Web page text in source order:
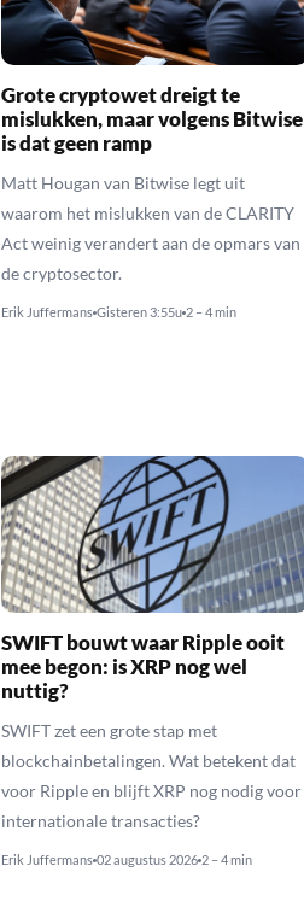
Grote cryptowet dreigt te
mislukken, maar volgens Bitwise
is dat geen ramp
Matt Hougan van Bitwise legt uit
waarom het mislukken van de CLARITY
Act weinig verandert aan de opmars van
de cryptosector.
Erik Juffermans Gisteren 3:55u 2 – 4 min
SWIFT bouwt waar Ripple ooit
mee begon: is XRP nog wel
nuttig?
SWIFT zet een grote stap met
blockchainbetalingen. Wat betekent dat
voor Ripple en blijft XRP nog nodig voor
internationale transacties?
Erik Juffermans 02 augustus 2026 2 – 4 min